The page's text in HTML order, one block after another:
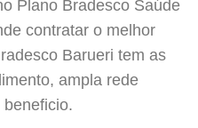
Plano Bradesco Saúde
contratar o melhor
Barueri tem as
ampla rede